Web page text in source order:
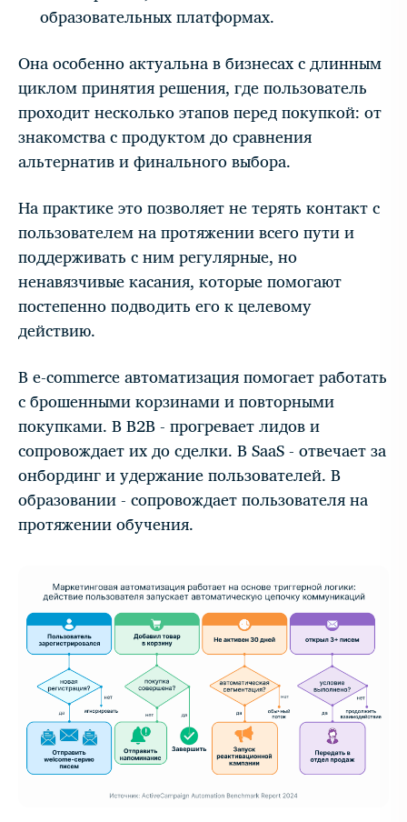
образовательных платформах.
Она особенно актуальна в бизнесах с длинным
циклом принятия решения, где пользователь
проходит несколько этапов перед покупкой: от
знакомства с продуктом до сравнения
альтернатив и финального выбора.
На практике это позволяет не терять контакт с
пользователем на протяжении всего пути и
поддерживать с ним регулярные, но
ненавязчивые касания, которые помогают
постепенно подводить его к целевому
действию.
В e-commerce автоматизация помогает работать
с брошенными корзинами и повторными
покупками. В B2B - прогревает лидов и
сопровождает их до сделки. В SaaS - отвечает за
онбординг и удержание пользователей. В
образовании - сопровождает пользователя на
протяжении обучения.